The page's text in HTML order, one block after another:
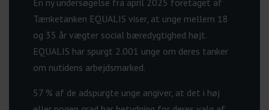
En ny undersøgelse fra april 2025 foretaget af
Tænketanken EQUALIS viser, at unge mellem 18
og 35 år vægter social bæredygtighed højt.
EQUALIS har spurgt 2.001 unge om deres tanker
om nutidens arbejdsmarked.
57 % af de adspurgte unge angiver, at det i høj